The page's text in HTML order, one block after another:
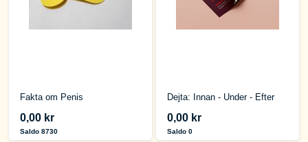
Fakta om Penis
0,00 kr
Saldo 8730
Dejta: Innan - Under - Efter
0,00 kr
Saldo 0